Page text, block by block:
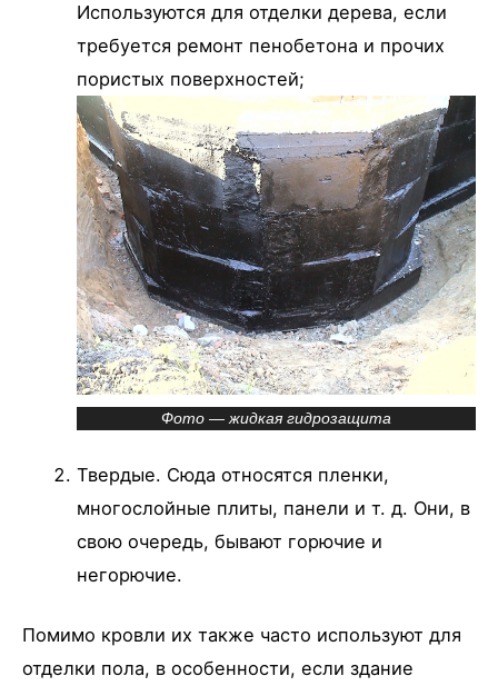
Используются для отделки дерева, если
требуется ремонт пенобетона и прочих
пористых поверхностей;
Фото — жидкая гидрозащита
Твердые. Сюда относятся пленки,
многослойные плиты, панели и т. д. Они, в
свою очередь, бывают горючие и
негорючие.
Помимо кровли их также часто используют для
отделки пола, в особенности, если здание